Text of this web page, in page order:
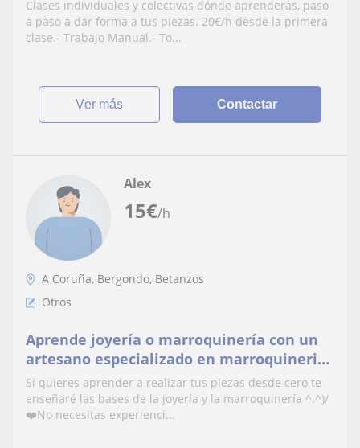
Coruña
Clases individuales y colectivas dónde aprenderás, paso
a paso a dar forma a tus piezas. 20€/h desde la primera
clase.- Trabajo Manual.- To...
ver más Contactar
15€/h
Alex
A Coruña, Bergondo, Betanzos
Otros
Aprende joyería o marroquinería con un
artesano especializado en marroquineria
(leather craft) y en joyería artesanal💍✨
Si quieres aprender a realizar tus piezas desde cero te
enseñaré las bases de la joyería y la marroquinería ^.^)/
❤️No necesitas experienci...